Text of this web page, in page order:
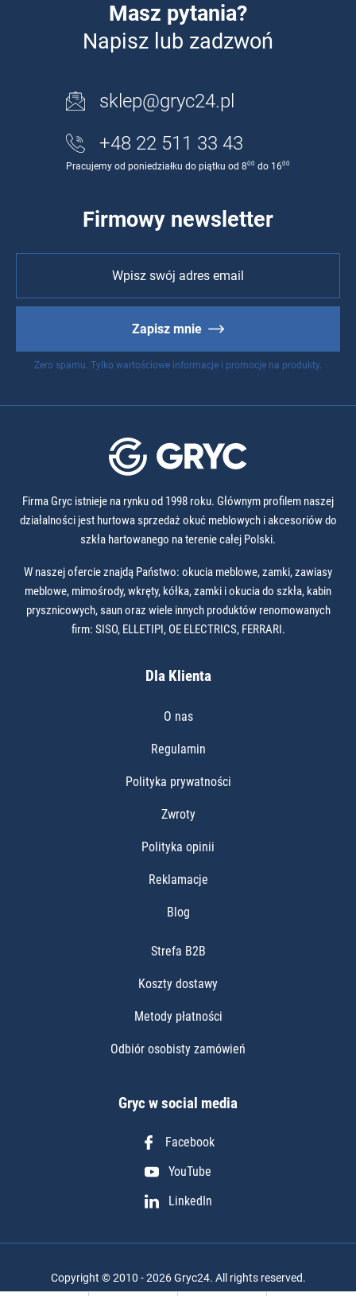
Masz pytania?
Napisz lub zadzwoń
sklep@gryc24.pl
+48 22 511 33 43
Pracujemy od poniedziałku do piątku od 800 do 1600
Firmowy newsletter
Zapisz mnie
Zero spamu. Tylko wartościowe informacje i promocje na produkty.
Firma Gryc istnieje na rynku od 1998 roku. Głównym profilem naszej
działalności jest hurtowa sprzedaż okuć meblowych i akcesoriów do
szkła hartowanego na terenie całej Polski.
W naszej ofercie znajdą Państwo: okucia meblowe, zamki, zawiasy
meblowe, mimośrody, wkręty, kółka, zamki i okucia do szkła, kabin
prysznicowych, saun oraz wiele innych produktów renomowanych
firm: SISO, ELLETIPI, OE ELECTRICS, FERRARI.
Dla Klienta
O nas
Regulamin
Polityka prywatności
Zwroty
Polityka opinii
Reklamacje
Blog
Strefa B2B
Koszty dostawy
Metody płatności
Odbiór osobisty zamówień
Gryc w social media
Facebook
YouTube
LinkedIn
Copyright © 2010 - 2026 Gryc24. All rights reserved.